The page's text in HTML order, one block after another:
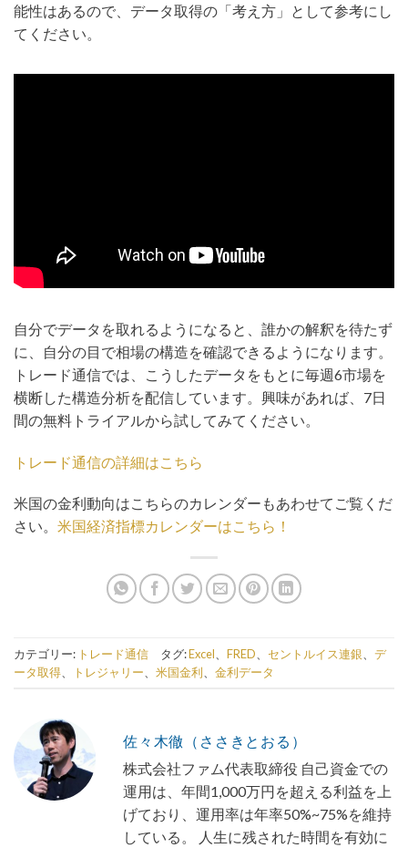
能性はあるので、データ取得の「考え方」として参考にし
てください。
自分でデータを取れるようになると、誰かの解釈を待たず
に、自分の目で相場の構造を確認できるようになります。
トレード通信では、こうしたデータをもとに毎週6市場を
横断した構造分析を配信しています。興味があれば、7日
間の無料トライアルから試してみてください。
トレード通信の詳細はこちら
米国の金利動向はこちらのカレンダーもあわせてご覧くだ
さい。 米国経済指標カレンダーはこちら！
カテゴリー: トレード通信 タグ:Excel FRED セントルイス連銀
デ
ータ取得
トレジャリー 米国金利 金利データ
佐々木徹（ささきとおる）
株式会社ファム代表取締役 自己資金での
運用は、年間1,000万円を超える利益を上
げており、運用率は年率50%~75%を維持
している。 人生に残された時間を有効に